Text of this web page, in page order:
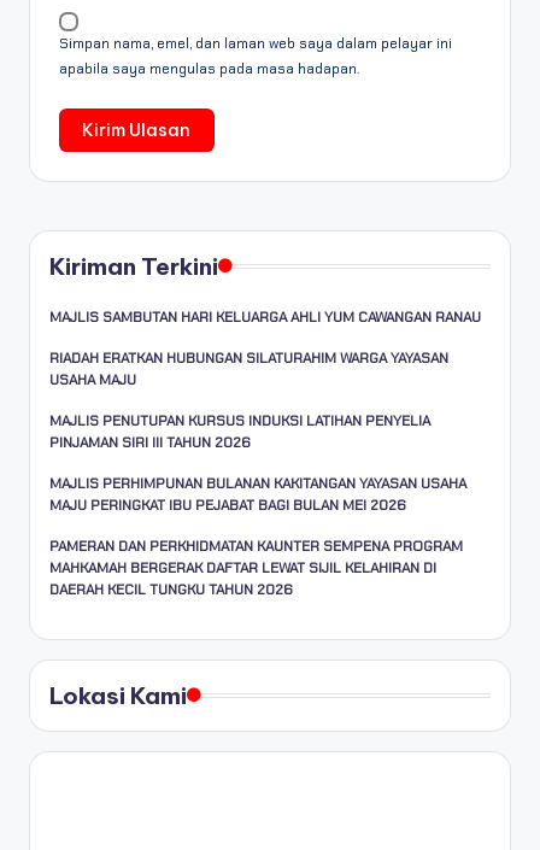
Simpan nama, emel, dan laman web saya dalam pelayar ini
apabila saya mengulas pada masa hadapan.
Kiriman Terkini
MAJLIS SAMBUTAN HARI KELUARGA AHLI YUM CAWANGAN RANAU
RIADAH ERATKAN HUBUNGAN SILATURAHIM WARGA YAYASAN
USAHA MAJU
MAJLIS PENUTUPAN KURSUS INDUKSI LATIHAN PENYELIA
PINJAMAN SIRI III TAHUN 2026
MAJLIS PERHIMPUNAN BULANAN KAKITANGAN YAYASAN USAHA
MAJU PERINGKAT IBU PEJABAT BAGI BULAN MEI 2026
PAMERAN DAN PERKHIDMATAN KAUNTER SEMPENA PROGRAM
MAHKAMAH BERGERAK DAFTAR LEWAT SIJIL KELAHIRAN DI
DAERAH KECIL TUNGKU TAHUN 2026
Lokasi Kami